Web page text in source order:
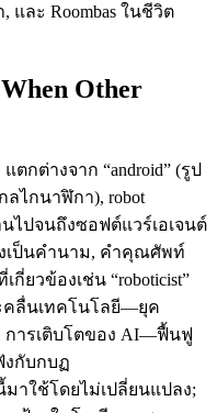
ละ Roombas ในชีวิต
Other
แตกต่างจาก “android” (รูป
ลไกนาฬิกา), robot
ไปจนถึงซอฟต์แวร์เอเจนต์
เป็นคำนาม, คำคุณศัพท์
กี่ยวข้องเช่น “roboticist”
คลื่นเทคโนโลยี—ยุค
การเติบโตของ AI—ฟื้นฟู
งกับกบฏ
าใช้โดยไม่เปลี่ยนแปลง;